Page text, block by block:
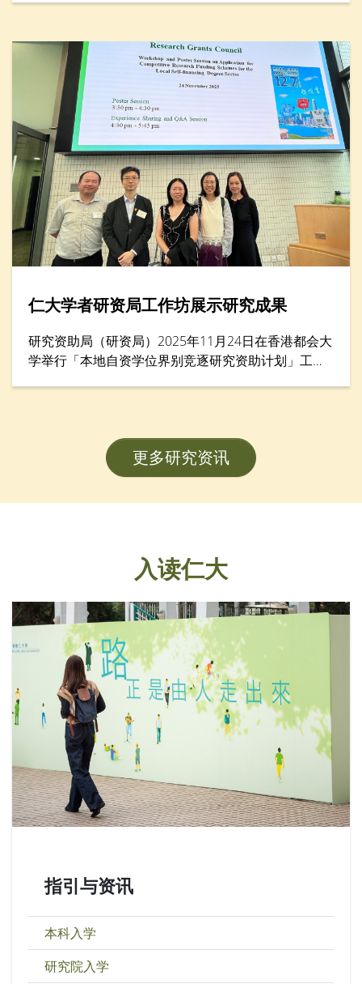
料数据库，促进与本地及海外工作实习机构的联系，
并加强科技主导的实习训练。项目获教育局质素提升
支援计划（QESS）资助近490万港元，预计于2026年
下半年开始试行。
仁大学者研资局工作坊展示研究成果
研究资助局（研资局）2025年11月24日在香港都会大
学举行「本地自资学位界别竞逐研究资助计划」工作
会工作学系副教授武婉娴博士，展示其在教员发展计
划（FDS）研究项目的卓越成果。
更多研究资讯
入读仁大
指引与资讯
本科入学
研究院入学